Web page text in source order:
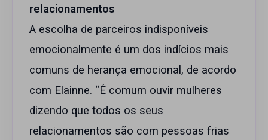
relacionamentos
A escolha de parceiros indisponíveis
emocionalmente é um dos indícios mais
comuns de herança emocional, de acordo
com Elainne. “É comum ouvir mulheres
dizendo que todos os seus
relacionamentos são com pessoas frias